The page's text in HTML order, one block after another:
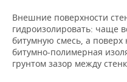
Внешние поверхности
гидроизолировать: чаще
битумную смесь, а
битумно-полимерная
грунтом зазор между